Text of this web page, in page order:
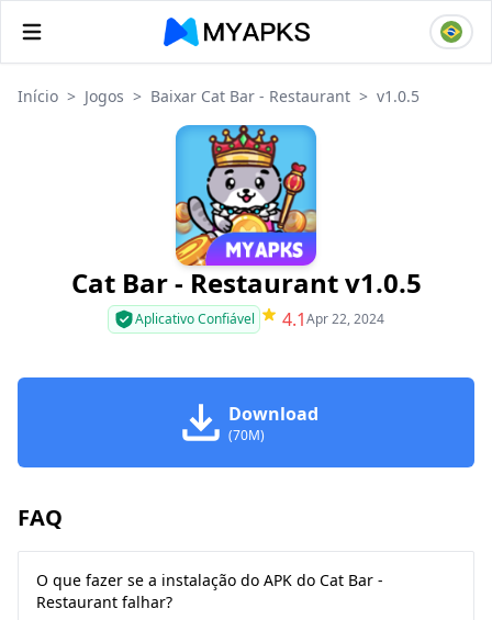
Início > Jogos > Baixar Cat Bar - Restaurant > v1.0.5
Cat Bar - Restaurant v1.0.5
Aplicativo Confiável 4.1Apr 22, 2024
Download
(70M)
FAQ
O que fazer se a instalação do APK do Cat Bar -
Restaurant falhar?